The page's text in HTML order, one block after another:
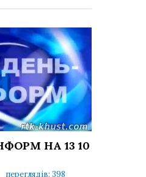
НА 13 10
переглядів: 398